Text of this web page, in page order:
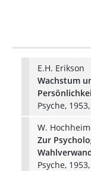
E.H. Erikson
Wachstum
Psyche,
W.
Zur
Psyche,